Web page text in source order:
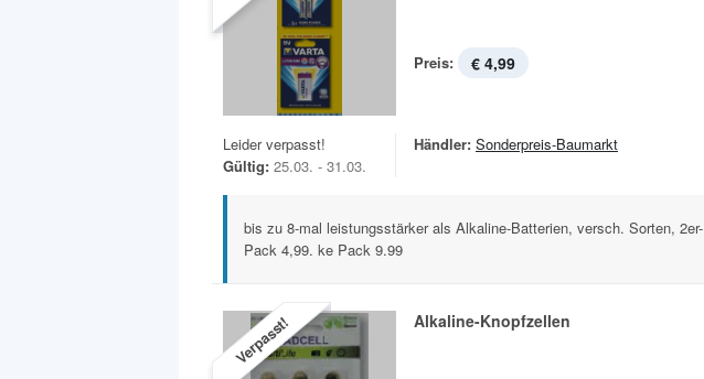
Preis: € 4,99
Leider verpasst!
Gültig: 25.03. - 31.03.
Händler: Sonderpreis-Baumarkt
bis zu 8-mal leistungsstärker als Alkaline-Batterien, versch. Sorten, 2er-
Pack 4,99. ke Pack 9.99
Verpasst! Alkaline-Knopfzellen